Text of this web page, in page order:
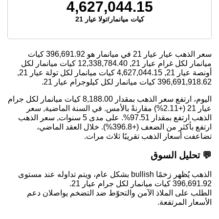
4,627,044.15
كيات ميانمار/تولا عيار 21
سعر الذهب عيار عيار 21 في ميانمار هو 396,691.92 كيات
ميانمار لكل غرام عيار 21,
12,338,784.40 كيات ميانمار لكل
أونصة عيار 21,
4,627,044.15 كيات ميانمار لكل تولة عيار 21,
396,691,918.62 كيات ميانمار لكل كيلوجرام عيار 21.
اليوم، ارتفع سعر الذهب بمقدار 8,188.00 كيات ميانمار لكل جرام
عيار 21 (+2.11%) مقارنةً بالأمس. في السنة الماضية, سعر
الذهب ارتفع بمقدار 97.51%. على مدى 5 سنوات, سعر الذهب
ارتفع بأكثر من الضعف (+396.8%). خلال العقد الماضي،
تضاعفت أسعار الذهب تقريبًا ثلاث مرات.
💬 تحليل السوق
الذهب يُظهر زخمًا bullish بشكل عام، ويتم تداوله عند مستوى
396,691.92 كيات ميانمار لكل جرام عيار 21.
الطلب على الملاذ الآمن والتحوّط ضد التضخم يواصلان دعم
الأسعار المرتفعة.